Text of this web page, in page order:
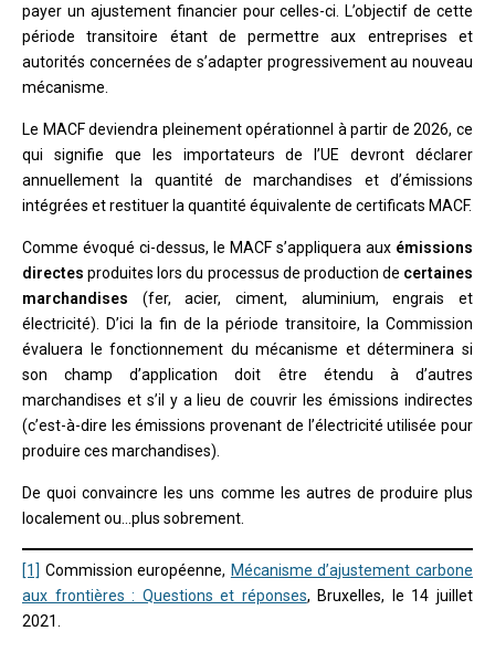
payer un ajustement financier pour celles-ci. L’objectif de cette
période transitoire étant de permettre aux entreprises et
autorités concernées de s’adapter progressivement au nouveau
mécanisme.
Le MACF deviendra pleinement opérationnel à partir de 2026, ce
qui signifie que les importateurs de l’UE devront déclarer
annuellement la quantité de marchandises et d’émissions
intégrées et restituer la quantité équivalente de certificats MACF.
Comme évoqué ci-dessus, le MACF s’appliquera aux émissions
directes produites lors du processus de production de certaines
marchandises (fer, acier, ciment, aluminium, engrais et
électricité). D’ici la fin de la période transitoire, la Commission
évaluera le fonctionnement du mécanisme et déterminera si
son champ d’application doit être étendu à d’autres
marchandises et s’il y a lieu de couvrir les émissions indirectes
(c’est-à-dire les émissions provenant de l’électricité utilisée pour
produire ces marchandises).
De quoi convaincre les uns comme les autres de produire plus
localement ou…plus sobrement.
[1] Commission européenne, Mécanisme d’ajustement carbone
aux frontières : Questions et réponses, Bruxelles, le 14 juillet
2021.